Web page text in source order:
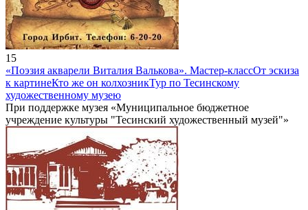
15
«Поэзия акварели Виталия Валькова». Мастер-классОт эскиза
к картинеКто же он колхозникТур по Тесинскому
художественному музею
При поддержке музея «Муниципальное бюджетное
учреждение культуры "Тесинский художественный музей"»